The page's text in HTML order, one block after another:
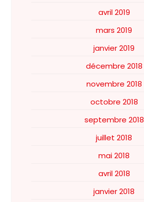
avril 2019
mars 2019
janvier 2019
décembre 2018
novembre 2018
octobre 2018
septembre 2018
juillet 2018
mai 2018
avril 2018
janvier 2018